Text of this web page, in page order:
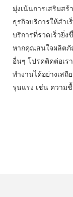
มุ่งเน้นการเสริมส
ธุรกิจบริการให้สำเ
บริการที่รวดเร็วยิ่
หากคุณสนใจผลิตภั
อื่นๆ โปรดติดต่อเร
ทำงานได้อย่างเส
รุนแรง เช่น ความ